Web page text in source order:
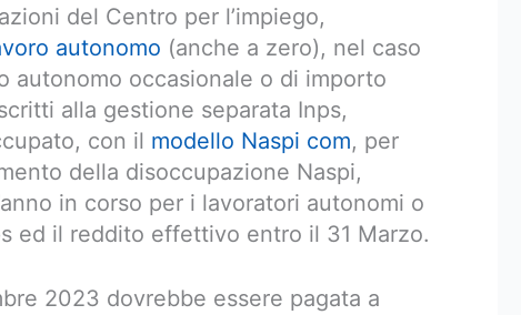
del Centro per l’impiego,
autonomo (anche a zero), nel caso
autonomo occasionale o di importo
alla gestione separata Inps,
con il modello Naspi com, per
della disoccupazione Naspi,
in corso per i lavoratori autonomi o
ed il reddito effettivo entro il 31 Marzo.
2023 dovrebbe essere pagata a